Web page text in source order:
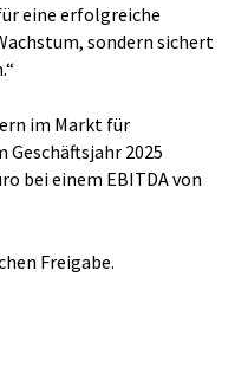
eine erfolgreiche
sondern sichert
im Markt für
2025
bei einem EBITDA von
Freigabe.